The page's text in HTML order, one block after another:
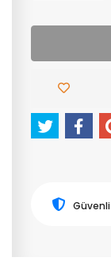
Güvenli